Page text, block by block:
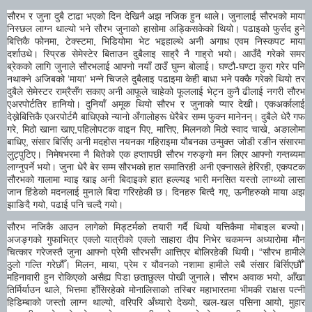
सौरभ र जुना दुबै टाढा भएको दिन देखिनै अझ नजिक हुन थाले। जुनालाई सौरभको माया
निस्छल लाग्न थाल्यो भने सौरभ जुनाको हासोमा अड्किसकेको थियो। पढाइको फुर्सद हुने
बित्तिकै फोनमा, टेक्स्टमा, भिडियोमा भेट भइहाल्थे अनी अगाध एवम निस्कपट माया
दर्शाउथे। स्प्रिङ सेमेस्टेर बिताउन दुबैलाइ साह्रै नै गाह्रो भयो। आउँदै गरेको समर
ब्रेकको लागि जुनाले सौरभलाई आफ्नो नयाँ ठाउँ घुम्न बोलाई। घण्टौ-घण्टा कुरा गरेर पनि
नथाक्ने अजिबको ‘माया’ भन्ने चिजले दुबैलाइ पढाइमा केही बाधा भने पक्कै गरेको थियो तर
दुबैले सेमेस्टर राम्रैसँग सकाए अनी आफूले चाहेको फूललाई भेट्न कुनै ढीलाई नगरी सौरभ
एअरपोर्टतिर हानियो। दुनियाँ अमूक थियो सौरभ र जुनाको प्यार देखी। एकअर्कालाई
देख्नेबित्तिकै एअरपोर्टमै बाधिएको न्यानो अँगालोहरू धेरैबेर सम्म फुक्न मानेनन्। दुबैले धेरै गफ
गरे, मिठो खाना खाए,पहिलोपटक वाइन पिए, मात्तिए, मिलनको मिठो स्वाद चाखे, अङालोमा
बाधिए, संसार बिर्सिए अनी मदहोस नयनका गहिराइमा यौबनका उन्मुक्त जोडी रङीन संसारमा
लुट्पुटिए। निमेषभरमा नै बितेको एक हप्तापछी सौरभ गरुङ्गो मन लिएर आफ्नो गन्तब्यमा
लाग्नुपर्ने भयो। जुना धेरै बेर सम्म सौरभको हात समातिरही अनी एक्नासले हेरिरही, एकपटक
सौरभको गालामा म्वाइ खाइ अनी बिदाइको हात हल्ल्यइ भारी मनसित यस्तो लाग्थ्यो लासा
जान हिंडेको मदनलाई मुनाले बिदा गरिरहेकी छ। दिनहरु बित्दै गए, ऊनीहरुको माया अझ
झाङिदै गयो, पढाई पनि चल्दै गयो।
सौरभ नजिकै आउन लागेको मिड्टर्मको तयारी गर्दै थियो यत्तिकैमा मोबाइल बज्यो।
अजङ्गको गुफाभित्र एक्लो यात्रीको एक्लो साहारा दीप निभेर चकमन्न अध्यारोमा मौन
चित्कार गरेजस्तै जुना आफ्नो प्रेमी सौरभसँग आत्तिएर बोलिरहेकी थियी। “सौरभ हामीले
ठुलो गल्ति गरेछौँ। मिलन, माया, प्रेम र यौवनको नशामा हामीले सबै संसार बिर्सिएछौँ”
महिनावारी हुन रोकिएको असैह्य पिडा छताछुल्ल पोखी जुनाले। सौरभ अवाक भयो, आँखा
तिर्मिर्याउन थाले, भित्तमा हाँसिरहेको मोनालिसाको तस्बिर महाभारतमा भीमकी राक्षस पत्नी
हिडिम्बाको जस्तो लाग्न थाल्यो, वरिपरि अँध्यारो देख्यो, खल-खल पसिना आयो, मुहार